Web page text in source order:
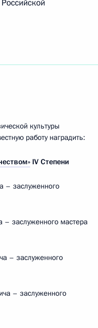
культуры
работу наградить:
IV Степени
– заслуженного
заслуженного мастера
– заслуженного
– заслуженного